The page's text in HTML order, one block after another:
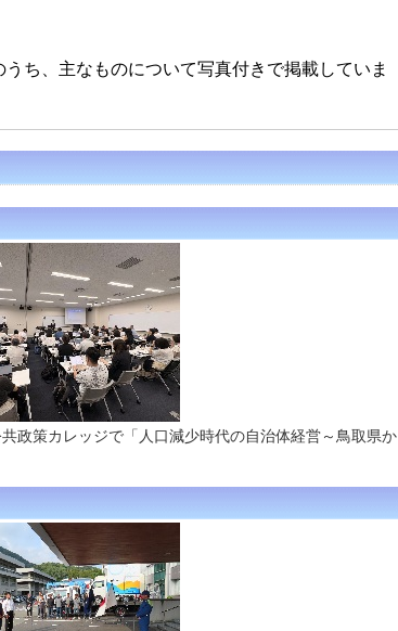
ち、主なものについて写真付きで掲載していま
政策カレッジで「人口減少時代の自治体経営～鳥取県か